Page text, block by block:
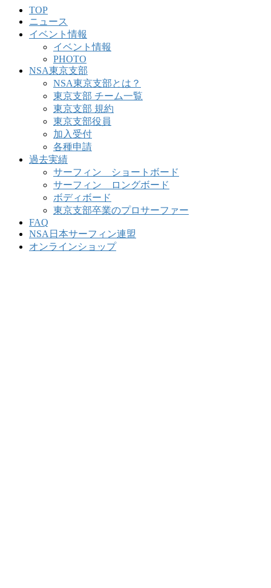
TOP
ニュース
イベント情報
イベント情報
PHOTO
NSA東京支部
NSA東京支部とは？
東京支部 チーム一覧
東京支部 規約
東京支部役員
加入受付
各種申請
過去実績
サーフィン ショートボード
サーフィン ロングボード
ボディボード
東京支部卒業のプロサーファー
FAQ
NSA日本サーフィン連盟
オンラインショップ